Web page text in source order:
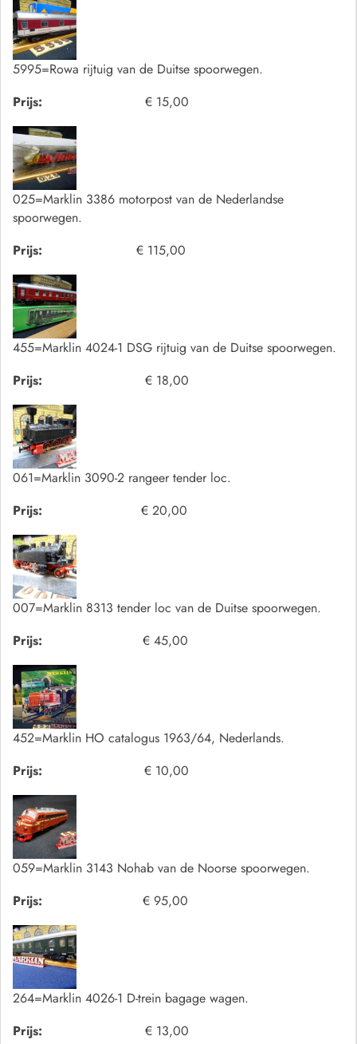
5995=Rowa rijtuig van de Duitse spoorwegen.
Prijs:
€ 15,00
025=Marklin 3386 motorpost van de Nederlandse
spoorwegen.
Prijs:
€ 115,00
455=Marklin 4024-1 DSG rijtuig van de Duitse spoorwegen.
Prijs:
€ 18,00
061=Marklin 3090-2 rangeer tender loc.
Prijs:
€ 20,00
007=Marklin 8313 tender loc van de Duitse spoorwegen.
Prijs:
€ 45,00
452=Marklin HO catalogus 1963/64, Nederlands.
Prijs:
€ 10,00
059=Marklin 3143 Nohab van de Noorse spoorwegen.
Prijs:
€ 95,00
264=Marklin 4026-1 D-trein bagage wagen.
Prijs:
€ 13,00